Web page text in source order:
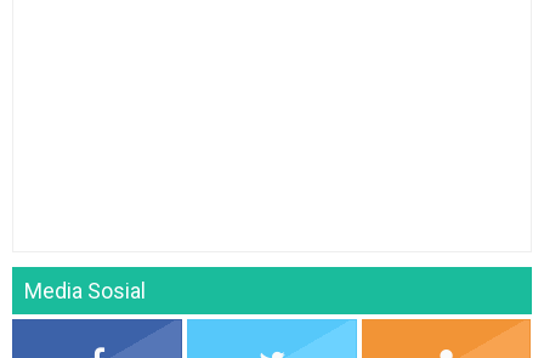
Media Sosial